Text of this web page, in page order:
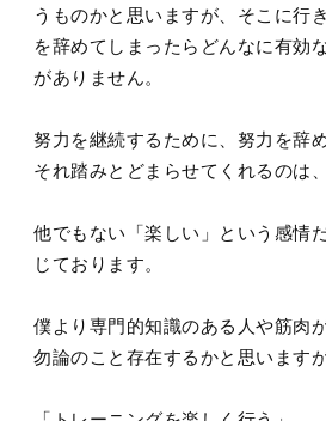
うものかと思いますが、そこに行
を辞めてしまったらどんなに有効
がありません。
努力を継続するために、努力を辞
それ踏みとどまらせてくれるのは、
他でもない「楽しい」という感情
じております。
僕より専門的知識のある人や筋肉
勿論のこと存在するかと思いますが